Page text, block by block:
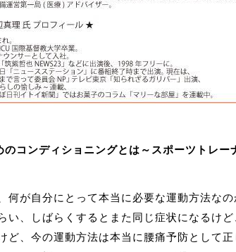
コンディショニングとは～ スポーツトレー
何が自分にとって本当に必要な運動方法なの
い、
しばらくするとまた同じ症状になるけど
ど、今の運動方法は本当に腰痛予防として正